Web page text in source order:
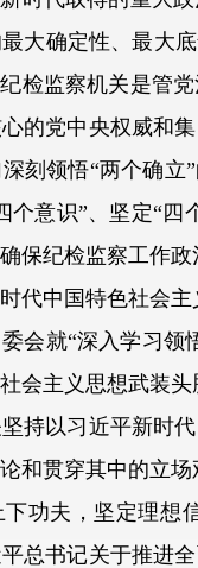
大确定性、最大
检监察机关是管
的党中央权威和
刻领悟“两个确
个意识”、坚定“
保纪检监察工作
中国特色社会主
就“深入学习领
会主义思想武装
以习近平新时代
和贯穿其中的立
夫，坚定理想信
总书记关于推进